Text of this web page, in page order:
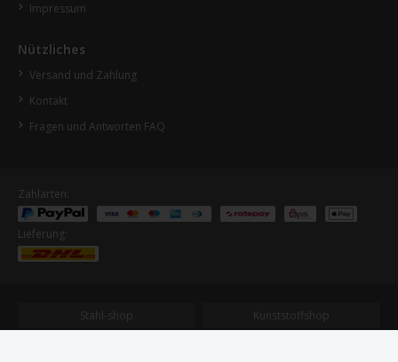
Impressum
Nützliches
Versand und Zahlung
Kontakt
Fragen und Antworten FAQ
Zahlarten:
Lieferung:
Stahl-shop Kunststoffshop